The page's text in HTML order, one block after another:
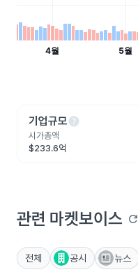
기업규모help
시가총액
$233.6억
관련 마켓보이스 refresh
전체 공시 뉴스